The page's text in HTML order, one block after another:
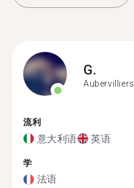
G.
Aubervilliers
流利
意大利语 英语
学
法语